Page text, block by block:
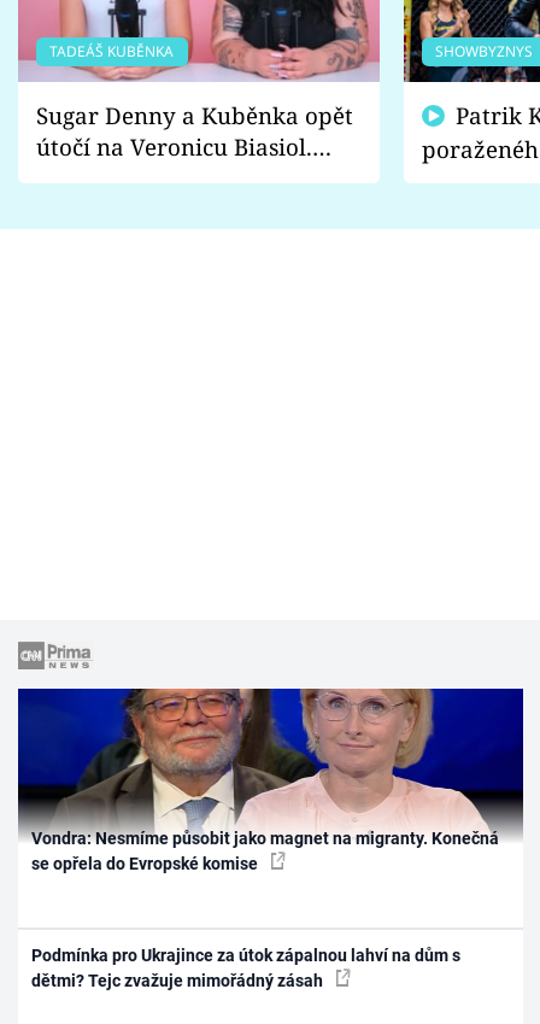
TADEÁŠ KUBĚNKA
Sugar Denny a Kuběnka opět
útočí na Veronicu Biasiol.
Proč je podle nich falešná a
SHOWBYZNYS
fanoušci
Vondra: Nesmíme působit jako magnet na migranty. Konečná
se opřela do Evropské komise
Podmínka pro Ukrajince za útok zápalnou lahví na dům s
dětmi? Tejc zvažuje mimořádný zásah